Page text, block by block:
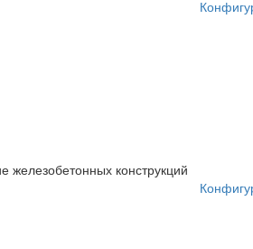
железобетонных конструкций